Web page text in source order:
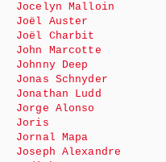
Jocelyn Malloin
Joël Auster
Joël Charbit
John Marcotte
Johnny Deep
Jonas Schnyder
Jonathan Ludd
Jorge Alonso
Joris
Jornal Mapa
Joseph Alexandre